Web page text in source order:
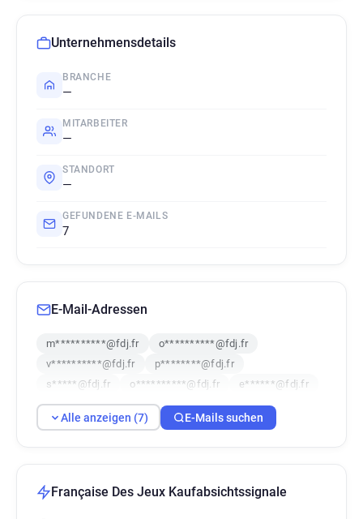
Unternehmensdetails
BRANCHE
—
MITARBEITER
—
STANDORT
—
GEFUNDENE E-MAILS
7
E-Mail-Adressen
m**********@fdj.fr
o**********@fdj.fr
v**********@fdj.fr
p********@fdj.fr
s*****@fdj.fr
o**********@fdj.fr e******@fdj.fr
Alle anzeigen (7) E-Mails suchen
Française Des Jeux Kaufabsichtssignale